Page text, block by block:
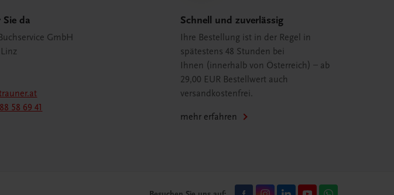
da
GmbH
58 69 41
Schnell und zuverlässig
Ihre Bestellung ist in der Regel in
spätestens 48 Stunden bei
Ihnen (innerhalb von Österreich) – ab
29,00 EUR Bestellwert auch
versandkostenfrei.
mehr erfahren